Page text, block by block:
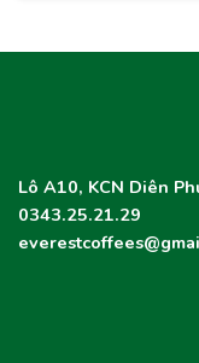
Lô A10, KCN Diên
0343.25.21.29